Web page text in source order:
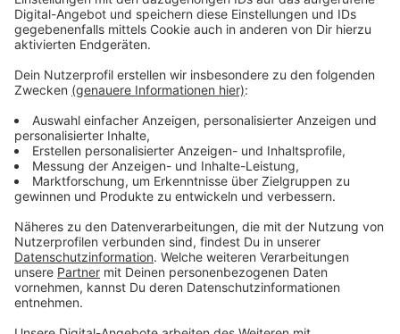
Vorstellen brauchen wir ihn euch nicht. Seit 2003
am Telefon mit seinen Hörerinnen und Hörern im Radio.
wenn auch nicht immer. Und weil ihr nicht genug von
ihm bekommen könnt, ist Elvis nun unter die Podcaster
gegangen. Somit steht euch Elvis rund um die Uhr zur
Verfügung. Hier bekommt Ihr außerdem den
Version. Elvis wird sich mit Kollegen und ehemaligen
"Opfern" über die Telefonate aus den letzten zwei
Jahrzehnten unterhalten. Wir erfahren auch, wie es ihm
dabei ergangen ist und wobei er selbst mal ins